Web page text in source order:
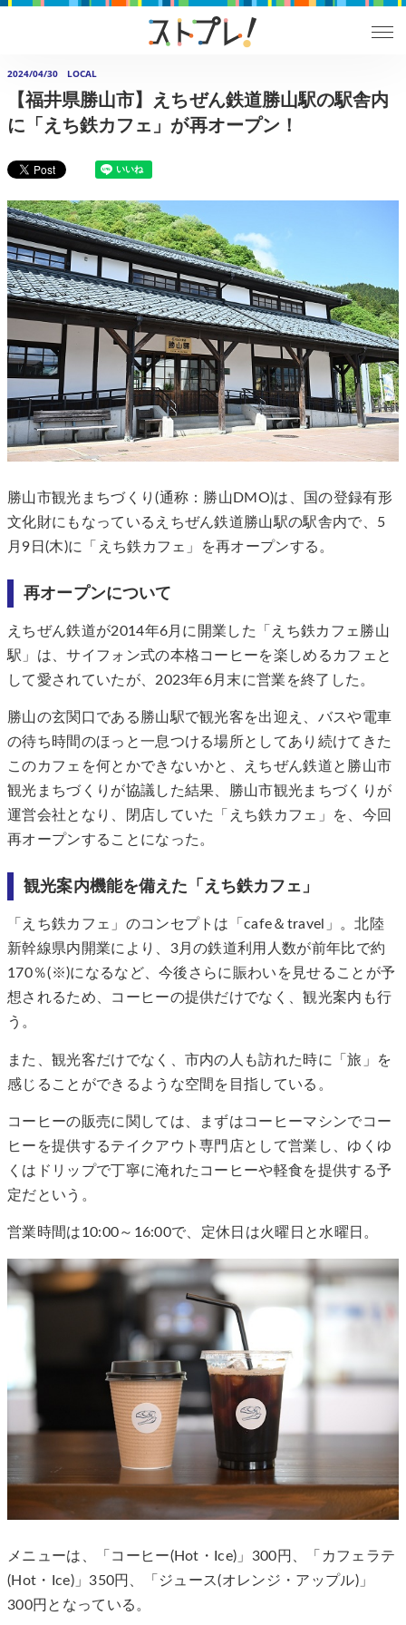
2024/04/30 LOCAL
【福井県勝山市】えちぜん鉄道勝山駅の駅舎内
に「えち鉄カフェ」が再オープン！
勝山市観光まちづくり(通称：勝山DMO)は、国の登録有形
文化財にもなっているえちぜん鉄道勝山駅の駅舎内で、5
月9日(木)に「えち鉄カフェ」を再オープンする。
再オープンについて
えちぜん鉄道が2014年6月に開業した「えち鉄カフェ勝山
駅」は、サイフォン式の本格コーヒーを楽しめるカフェと
して愛されていたが、2023年6月末に営業を終了した。
勝山の玄関口である勝山駅で観光客を出迎え、バスや電車
の待ち時間のほっと一息つける場所としてあり続けてきた
このカフェを何とかできないかと、えちぜん鉄道と勝山市
観光まちづくりが協議した結果、勝山市観光まちづくりが
運営会社となり、閉店していた「えち鉄カフェ」を、今回
再オープンすることになった。
観光案内機能を備えた「えち鉄カフェ」
「えち鉄カフェ」のコンセプトは「cafe＆travel」。北陸
新幹線県内開業により、3月の鉄道利用人数が前年比で約
170％(※)になるなど、今後さらに賑わいを見せることが予
想されるため、コーヒーの提供だけでなく、観光案内も行
う。
また、観光客だけでなく、市内の人も訪れた時に「旅」を
感じることができるような空間を目指している。
コーヒーの販売に関しては、まずはコーヒーマシンでコー
ヒーを提供するテイクアウト専門店として営業し、ゆくゆ
くはドリップで丁寧に淹れたコーヒーや軽食を提供する予
定だという。
営業時間は10:00～16:00で、定休日は火曜日と水曜日。
メニューは、「コーヒー(Hot・Ice)」300円、「カフェラテ
(Hot・Ice)」350円、「ジュース(オレンジ・アップル)」
300円となっている。